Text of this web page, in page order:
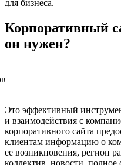
для бизнеса.
Корпоративный
он нужен?
Это эффективный
и взаимодействия с
корпоративного сайта
клиентам информацию о
ее возникновения, регион
коллектив, новости,